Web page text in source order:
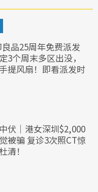
品25周年免费派发
3个周末多区出没，
提风扇！即看派发时
伏｜港女深圳$2,000
被骗 复诊3次照CT惊
清！